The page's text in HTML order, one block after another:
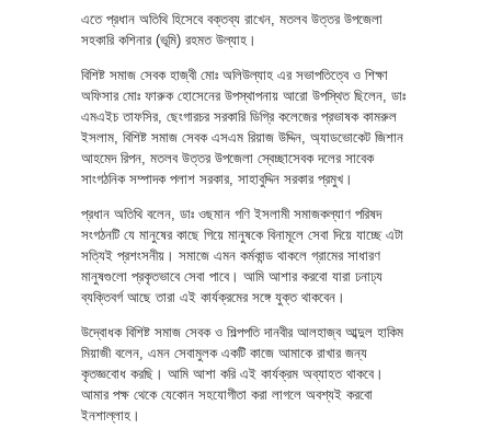
এতে প্রধান অতিথি হিসেবে বক্তব্য রাখেন, মতলব উত্তর উপজেলা
সহকারি কশিনার (ভূমি) রহমত উল্যাহ।
বিশিষ্ট সমাজ সেবক হাজ্বী মোঃ অলিউল্যাহ এর সভাপতিত্বে ও শিক্ষা
অফিসার মোঃ ফারুক হোসেনের উপস্থাপনায় আরো উপস্থিত ছিলেন, ডাঃ
এমএইচ তাফসির, ছেংগারচর সরকারি ডিগ্রি কলেজের প্রভাষক কামরুল
ইসলাম, বিশিষ্ট সমাজ সেবক এসএম রিয়াজ উদ্দিন, অ্যাডভোকেট জিশান
আহমেদ রিপন, মতলব উত্তর উপজেলা স্বেচ্ছাসেবক দলের সাবেক
সাংগঠনিক সম্পাদক পলাশ সরকার, সাহাবুদ্দিন সরকার প্রমুখ।
প্রধান অতিথি বলেন, ডাঃ ওছমান গণি ইসলামী সমাজকল্যাণ পরিষদ
সংগঠনটি যে মানুষের কাছে গিয়ে মানুষকে বিনামূলে সেবা দিয়ে যাচ্ছে এটা
সত্যিই প্রশংসনীয়। সমাজে এমন কর্মকান্ড থাকলে গ্রামের সাধারণ
মানুষগুলো প্রকৃতভাবে সেবা পাবে। আমি আশার করবো যারা ঢনাঢ্য
ব্যক্তিবর্গ আছে তারা এই কার্যক্রমের সঙ্গে যুক্ত থাকবেন।
উদ্বোধক বিশিষ্ট সমাজ সেবক ও শিল্পপতি দানবীর আলহাজ্ব আব্দুল হাকিম
মিয়াজী বলেন, এমন সেবামুলক একটি কাজে আমাকে রাখার জন্য
কৃতজ্ঞবোধ করছি। আমি আশা করি এই কার্যক্রম অব্যাহত থাকবে।
আমার পক্ষ থেকে যেকোন সহযোগীতা করা লাগলে অবশ্যই করবো
ইনশাল্লাহ।